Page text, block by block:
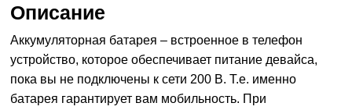
Описание
Аккумуляторная батарея – встроенное в телефон
устройство, которое обеспечивает питание девайса,
пока вы не подключены к сети 200 В. Т.е. именно
батарея гарантирует вам мобильность. При